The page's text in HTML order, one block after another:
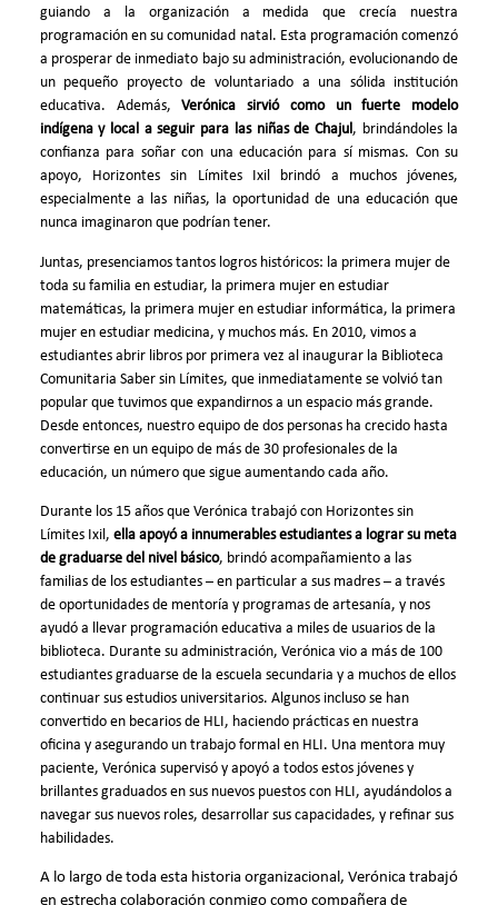
guiando a la organización a medida que crecía nuestra
programación en su comunidad natal. Esta programación comenzó
a prosperar de inmediato bajo su administración, evolucionando de
un pequeño proyecto de voluntariado a una sólida institución
educativa. Además,Verónica sirvió como un fuerte modelo
indígena y local a seguir para las niñas de Chajul, brindándoles la
confianza para soñar con una educación para sí mismas. Con su
apoyo, Horizontes sin Límites Ixil brindó a muchos jóvenes,
especialmente a las niñas, la oportunidad de una educación que
nunca imaginaron que podrían tener.
Juntas, presenciamos tantos logros históricos: la primera mujer de
toda su familia en estudiar, la primera mujer en estudiar
matemáticas, la primera mujer en estudiar informática, la primera
mujer en estudiar medicina, y muchos más. En 2010, vimos a
estudiantes abrir libros por primera vez al inaugurar la Biblioteca
Comunitaria Saber sin Límites, que inmediatamente se volvió tan
popular que tuvimos que expandirnos a un espacio más grande.
Desde entonces, nuestro equipo de dos personas ha crecido hasta
convertirse en un equipo de más de 30 profesionales de la
educación, un número que sigue aumentando cada año.
Durante los 15 años que Verónica trabajó con Horizontes sin
Límites Ixil, ella apoyó a innumerables estudiantes a lograr su meta
de graduarse del nivel básico, brindó acompañamiento a las
familias de los estudiantes – en particular a sus madres – a través
de oportunidades de mentoría y programas de artesanía, y nos
ayudó a llevar programación educativa a miles de usuarios de la
biblioteca. Durante su administración, Verónica vio a más de 100
estudiantes graduarse de la escuela secundaria y a muchos de ellos
continuar sus estudios universitarios. Algunos incluso se han
convertido en becarios de HLI, haciendo prácticas en nuestra
oficina y asegurando un trabajo formal en HLI. Una mentora muy
paciente, Verónica supervisó y apoyó a todos estos jóvenes y
brillantes graduados en sus nuevos puestos con HLI, ayudándolos a
navegar sus nuevos roles, desarrollar sus capacidades, y refinar sus
habilidades.
A lo largo de toda esta historia organizacional, Verónica trabajó
en estrecha colaboración conmigo como compañera de